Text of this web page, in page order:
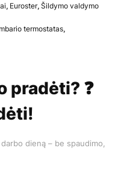
, Euroster, Šildymo valdymo
termostatas,
pradėti? ❓
dieną – be spaudimo,